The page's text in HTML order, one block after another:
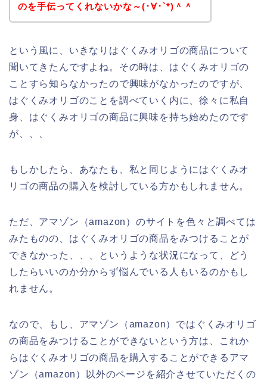
のを手伝ってくれないかな～(･∀･`*)＾＾
という風に、いきなりはぐくみオリゴの商品について
聞いてきたんですよね。その時は、はぐくみオリゴの
ことすら知らなかったので興味がなかったのですが、
はぐくみオリゴのことを調べていく内に、徐々に私自
身、はぐくみオリゴの商品に興味を持ち始めたのです
が、、、
もしかしたら、あなたも、私と同じようにはぐくみオ
リゴの商品の購入を検討している方かもしれません。
ただ、アマゾン（amazon）のサイトを色々と調べては
みたものの、はぐくみオリゴの商品をみつけることが
できなかった、、、というような状況になって、どう
したらいいのか分からず悩んでいる人もいるのかもし
れません。
なので、もし、アマゾン（amazon）ではぐくみオリゴ
の商品をみつけることができないという方は、これか
らはぐくみオリゴの商品を購入することができるアマ
ゾン（amazon）以外のページを紹介させていただくの